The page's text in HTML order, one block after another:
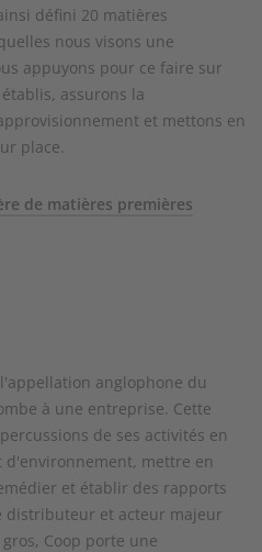
défini 20 matières
nous visons une
appuyons pour ce faire sur
assurons la
et mettons en
place.
de matières premières
anglophone du
à une entreprise. Cette
de ses activités en
mettre en
et établir des rapports
distributeur et acteur majeur
Coop porte une